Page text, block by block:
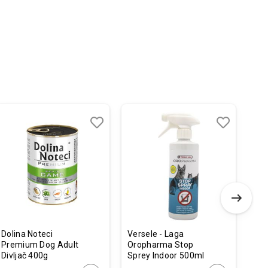
Dolina Noteci
Premium Dog Adult
Divljač 400g
Versele - Laga
Oropharma Stop
Sprey Indoor 500ml